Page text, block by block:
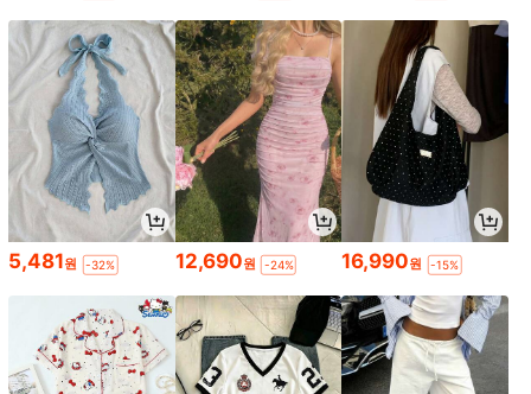
5,481원 -32% 12,690원 -24% 16,990원 -15%